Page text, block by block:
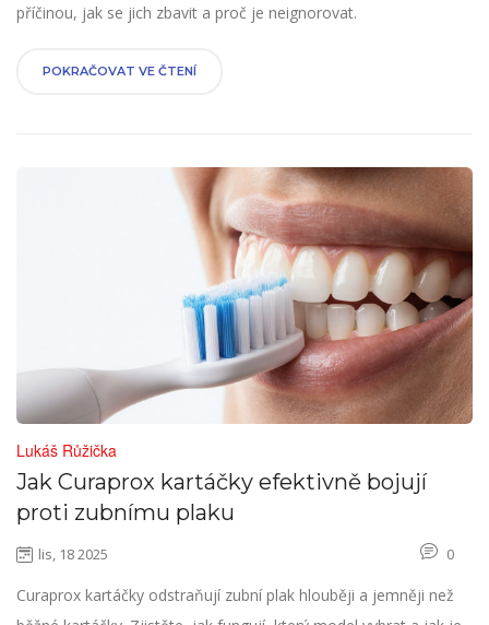
příčinou, jak se jich zbavit a proč je neignorovat.
POKRAČOVAT VE ČTENÍ
Lukáš Růžička
Jak Curaprox kartáčky efektivně bojují
proti zubnímu plaku
lis, 18 2025 0
Curaprox kartáčky odstraňují zubní plak hlouběji a jemněji než